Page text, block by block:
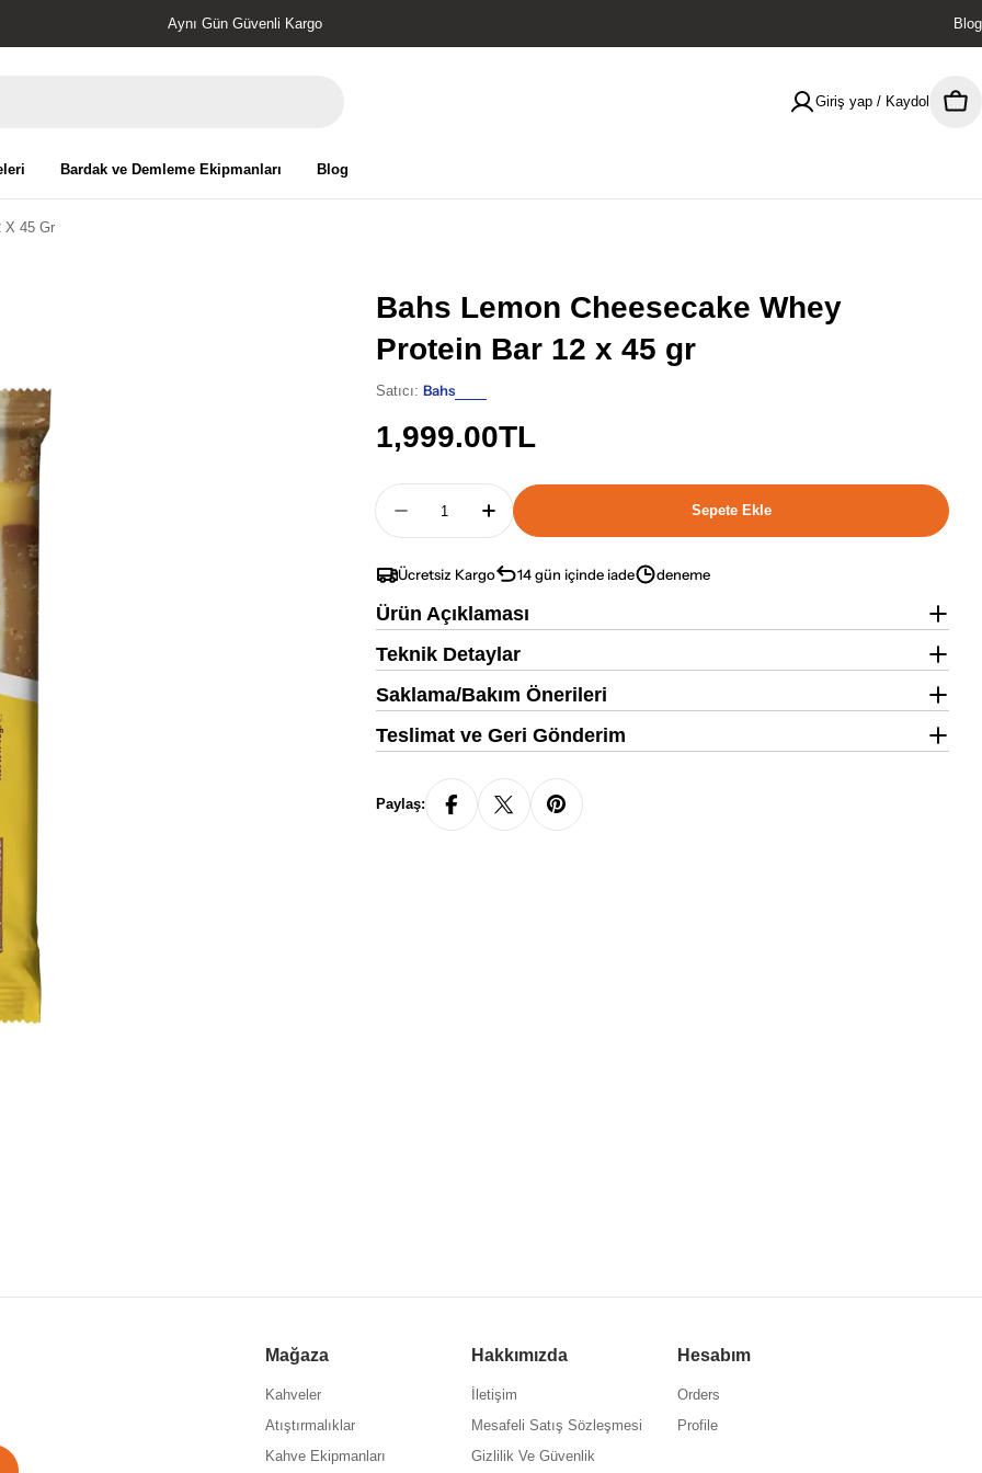
Orjinal Ürün Blog
Giriş yap / Kaydol
Bardak ve Demleme Ekipmanları Blog
X 45 Gr
Bahs Lemon Cheesecake Whey
Protein Bar 12 x 45 gr
Satıcı: Bahs
Normal
fiyat
1,999.00TL
Adet
Bahs Lemon Cheesecake Whey Protein Bar 12 X 45 Gr Için
Bahs Lemon Cheesecake Whey Protein Bar 12 X 45
Sepete Ekle
Ücretsiz Kargo 14 gün içinde iade deneme
Ürün Açıklaması
Teknik Detaylar
Saklama/Bakım Önerileri
Teslimat ve Geri Gönderim
Paylaş:
Mağaza
Kahveler
Atıştırmalıklar
Kahve Ekipmanları
Hakkımızda
İletişim
Mesafeli Satış Sözleşmesi
Gizlilik Ve Güvenlik
Hesabım
Orders
Profile